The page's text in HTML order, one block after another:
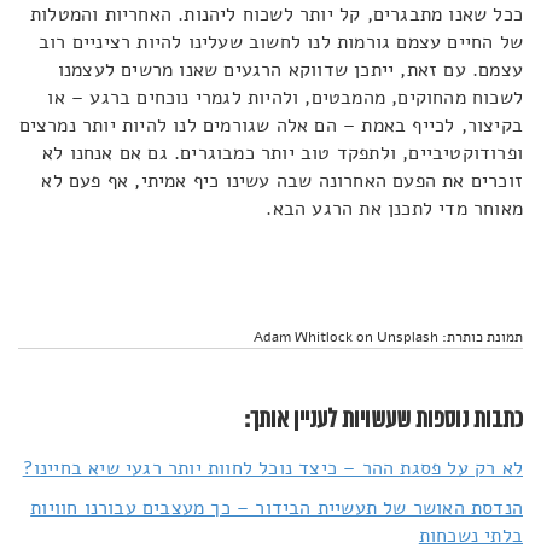
ככל שאנו מתבגרים, קל יותר לשכוח ליהנות. האחריות והמטלות
של החיים עצמם גורמות לנו לחשוב שעלינו להיות רציניים רוב
עצמם. עם זאת, ייתכן שדווקא הרגעים שאנו מרשים לעצמנו
לשכוח מהחוקים, מהמבטים, ולהיות לגמרי נוכחים ברגע – או
בקיצור, לכייף באמת – הם אלה שגורמים לנו להיות יותר נמרצים
ופרודוקטיביים, ולתפקד טוב יותר כמבוגרים. גם אם אנחנו לא
זוכרים את הפעם האחרונה שבה עשינו כיף אמיתי, אף פעם לא
מאוחר מדי לתכנן את הרגע הבא.
תמונת כותרת: Adam Whitlock on Unsplash
כתבות נוספות שעשויות לעניין אותך:
לא רק על פסגת ההר – כיצד נוכל לחוות יותר רגעי שיא בחיינו?
הנדסת האושר של תעשיית הבידור – כך מעצבים עבורנו חוויות
בלתי נשכחות